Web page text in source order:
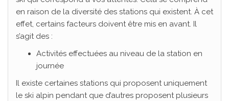
en raison de la diversité des stations qui existent. À cet
effet, certains facteurs doivent être mis en avant. Il
s’agit des :
Activités effectuées au niveau de la station en
journée
Il existe certaines stations qui proposent uniquement
le ski alpin pendant que d’autres proposent plusieurs